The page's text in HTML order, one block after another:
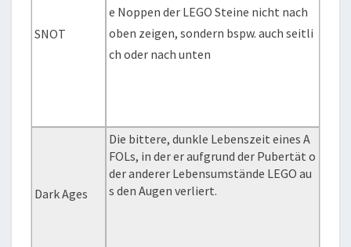
SNOT
e Noppen der LEGO Steine nicht nach
oben zeigen, sondern bspw. auch seitli
ch oder nach unten
Dark Ages
Die bittere, dunkle Lebenszeit eines A
FOLs, in der er aufgrund der Pubertät o
der anderer Lebensumstände LEGO au
s den Augen verliert.